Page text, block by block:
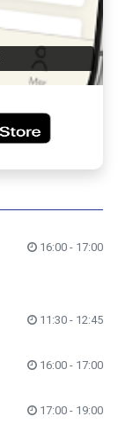
16:00 - 17:00
11:30 - 12:45
16:00 - 17:00
17:00 - 19:00